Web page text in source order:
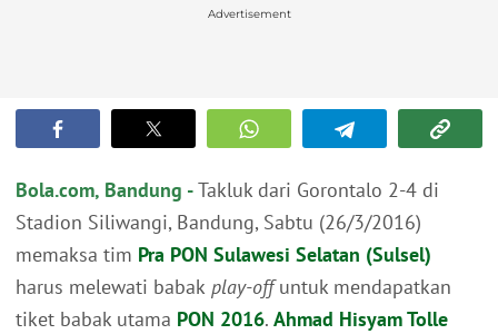
Advertisement
Bola.com, Bandung -Takluk dari Gorontalo 2-4 di
Stadion Siliwangi, Bandung, Sabtu (26/3/2016)
memaksa tim Pra PON Sulawesi Selatan (Sulsel)
harus melewati babak play-offuntuk mendapatkan
tiket babak utama PON 2016. Ahmad Hisyam Tolle